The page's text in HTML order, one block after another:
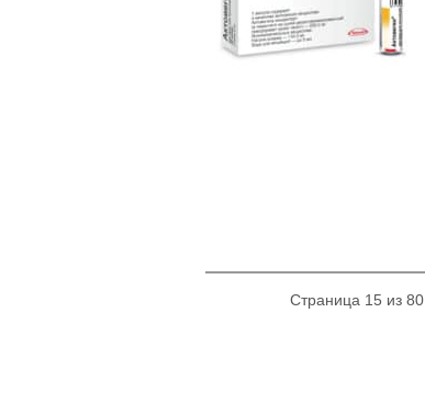
Страница 15 из 80